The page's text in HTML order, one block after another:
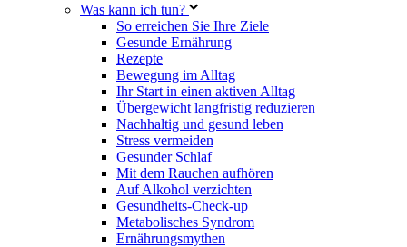
Was kann ich tun?
So erreichen Sie Ihre Ziele
Gesunde Ernährung
Rezepte
Bewegung im Alltag
Ihr Start in einen aktiven Alltag
Übergewicht langfristig reduzieren
Nachhaltig und gesund leben
Stress vermeiden
Gesunder Schlaf
Mit dem Rauchen aufhören
Auf Alkohol verzichten
Gesundheits-Check-up
Metabolisches Syndrom
Ernährungsmythen